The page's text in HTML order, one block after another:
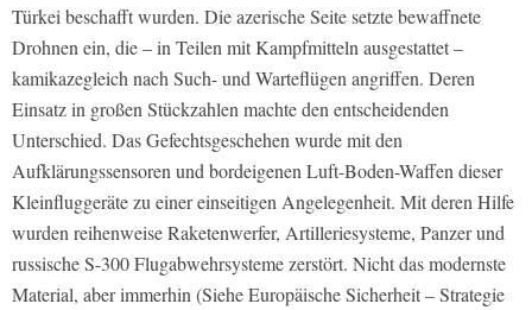
Türkei beschafft wurden. Die azerische Seite setzte bewaffnete
Drohnen ein, die – in Teilen mit Kampfmitteln ausgestattet –
kamikazegleich nach Such- und Warteflügen angriffen. Deren
Einsatz in großen Stückzahlen machte den entscheidenden
Unterschied. Das Gefechtsgeschehen wurde mit den
Aufklärungssensoren und bordeigenen Luft-Boden-Waffen dieser
Kleinfluggeräte zu einer einseitigen Angelegenheit. Mit deren Hilfe
wurden reihenweise Raketenwerfer, Artilleriesysteme, Panzer und
russische S-300 Flugabwehrsysteme zerstört. Nicht das modernste
Material, aber immerhin (Siehe Europäische Sicherheit – Strategie